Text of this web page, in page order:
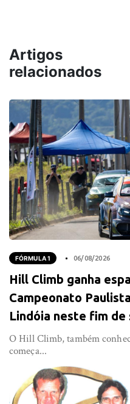
Artigos
relacionados
FÓRMULA 1 06/08/2026
Hill Climb ganha
Campeonato
Lindóia neste fim de
O Hill Climb, também
começa...